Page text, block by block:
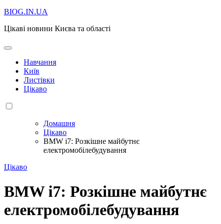
BIOG.IN.UA
Цікаві новини Києва та області
Навчання
Київ
Листівки
Цікаво
Домашня
Цікаво
BMW i7: Розкішне майбутнє
електромобілебудування
Цікаво
BMW i7: Розкішне майбутнє
електромобілебудування